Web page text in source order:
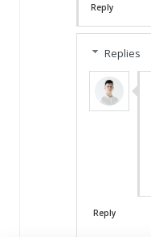
Reply
Replies
Reply